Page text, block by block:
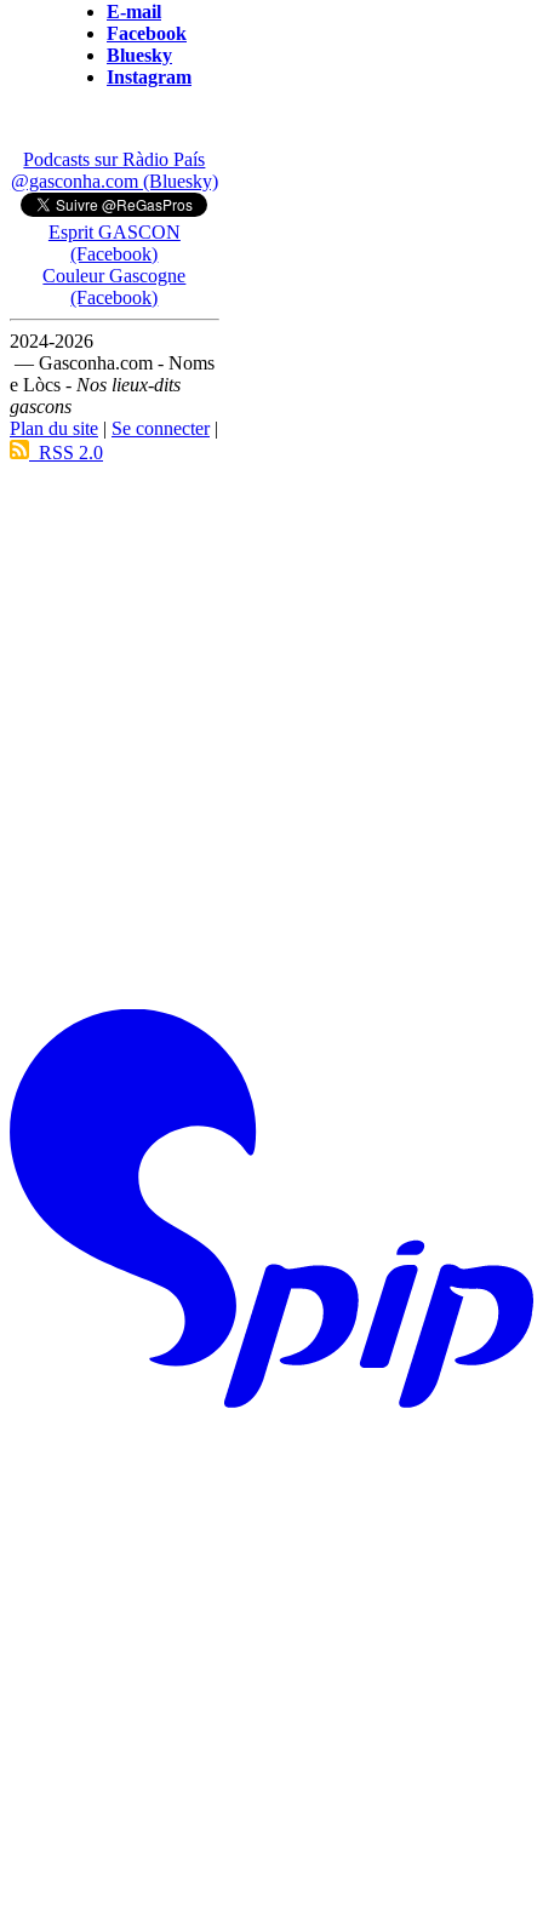
E-mail
Facebook
Bluesky
Instagram
Podcasts sur Ràdio País
@gasconha.com (Bluesky)
Esprit GASCON
(Facebook)
Couleur Gascogne
(Facebook)
2024-2026
— Gasconha.com - Noms
e Lòcs - Nos lieux-dits
gascons
Plan du site | Se connecter|
RSS 2.0